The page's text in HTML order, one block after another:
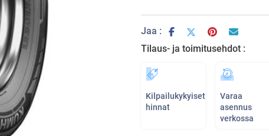
Jaa :
Tilaus- ja toimitusehdot :
Kilpailukykyiset
hinnat
Varaa
asennus
verkossa